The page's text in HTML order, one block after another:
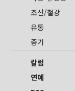
조선/철강
유통
중기
칼럼
연예